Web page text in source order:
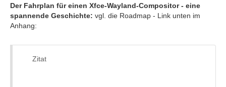
Der Fahrplan für einen Xfce-Wayland-Compositor - eine
spannende Geschichte: vgl. die Roadmap - Link unten im
Anhang:
Zitat